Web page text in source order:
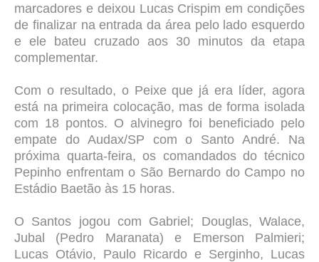
marcadores e deixou Lucas Crispim em condições
de finalizar na entrada da área pelo lado esquerdo
e ele bateu cruzado aos 30 minutos da etapa
complementar.
Com o resultado, o Peixe que já era líder, agora
está na primeira colocação, mas de forma isolada
com 18 pontos. O alvinegro foi beneficiado pelo
empate do Audax/SP com o Santo André. Na
próxima quarta-feira, os comandados do técnico
Pepinho enfrentam o São Bernardo do Campo no
Estádio Baetão às 15 horas.
O Santos jogou com Gabriel; Douglas, Walace,
Jubal (Pedro Maranata) e Emerson Palmieri;
Lucas Otávio, Paulo Ricardo e Serginho, Lucas